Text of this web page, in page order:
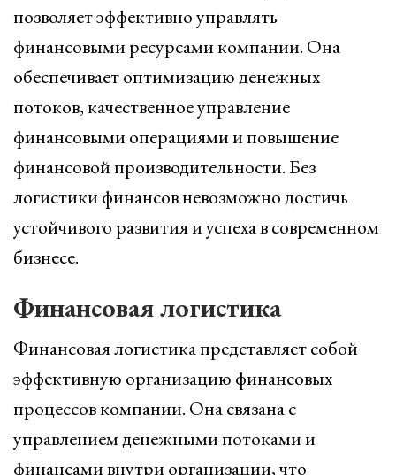
позволяет эффективно управлять
финансовыми ресурсами компании. Она
обеспечивает оптимизацию денежных
потоков, качественное управление
финансовыми операциями и повышение
финансовой производительности. Без
логистики финансов невозможно достичь
устойчивого развития и успеха в современном
бизнесе.
Финансовая логистика
Финансовая логистика представляет собой
эффективную организацию финансовых
процессов компании. Она связана с
управлением денежными потоками и
финансами внутри организации, что